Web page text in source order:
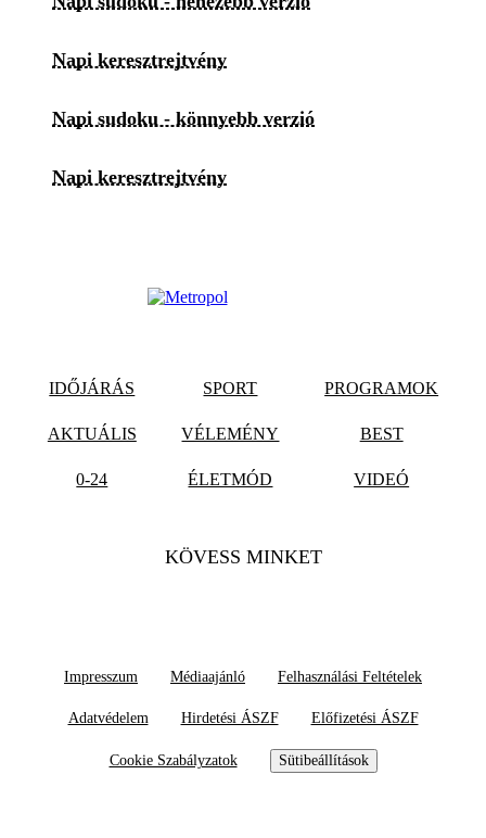
Napi keresztrejtvény
Napi sudoku - könnyebb verzió
Napi keresztrejtvény
IDŐJÁRÁS SPORT PROGRAMOK
AKTUÁLIS VÉLEMÉNY BEST
0-24 ÉLETMÓD VIDEÓ
KÖVESS MINKET
Impresszum Médiaajánló Felhasználási Feltételek
Adatvédelem Hirdetési ÁSZF Előfizetési ÁSZF
Cookie Szabályzatok Sütibeállítások